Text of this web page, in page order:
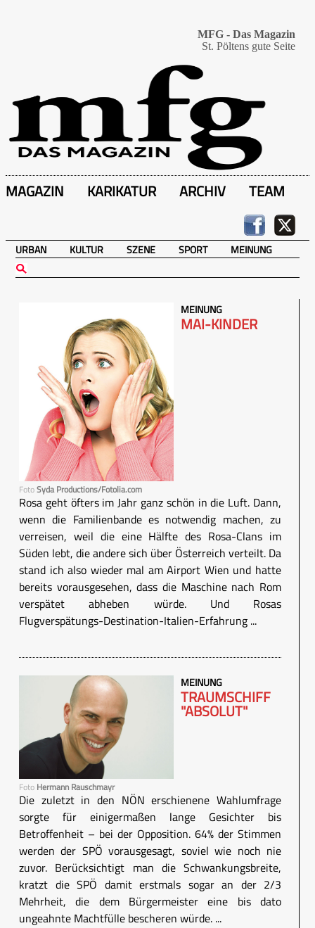
MFG - Das Magazin
St. Pöltens gute Seite
MAGAZIN KARIKATUR ARCHIV TEAM
URBAN KULTUR SZENE SPORT MEINUNG
FotoSyda Productions/Fotolia.com
MEINUNG
MAI-KINDER
Rosa geht öfters im Jahr ganz schön in die Luft. Dann,
wenn die Familienbande es notwendig machen, zu
verreisen, weil die eine Hälfte des Rosa-Clans im
Süden lebt, die andere sich über Österreich verteilt. Da
stand ich also wieder mal am Airport Wien und hatte
bereits vorausgesehen, dass die Maschine nach Rom
verspätet abheben würde. Und Rosas
Flugverspätungs-Destination-Italien-Erfahrung ...
Foto Hermann Rauschmayr
MEINUNG
TRAUMSCHIFF
"ABSOLUT"
Die zuletzt in den NÖN erschienene Wahlumfrage
sorgte für einigermaßen lange Gesichter bis
Betroffenheit – bei der Opposition. 64% der Stimmen
werden der SPÖ vorausgesagt, soviel wie noch nie
zuvor. Berücksichtigt man die Schwankungsbreite,
kratzt die SPÖ damit erstmals sogar an der 2/3
Mehrheit, die dem Bürgermeister eine bis dato
ungeahnte Machtfülle bescheren würde. ...